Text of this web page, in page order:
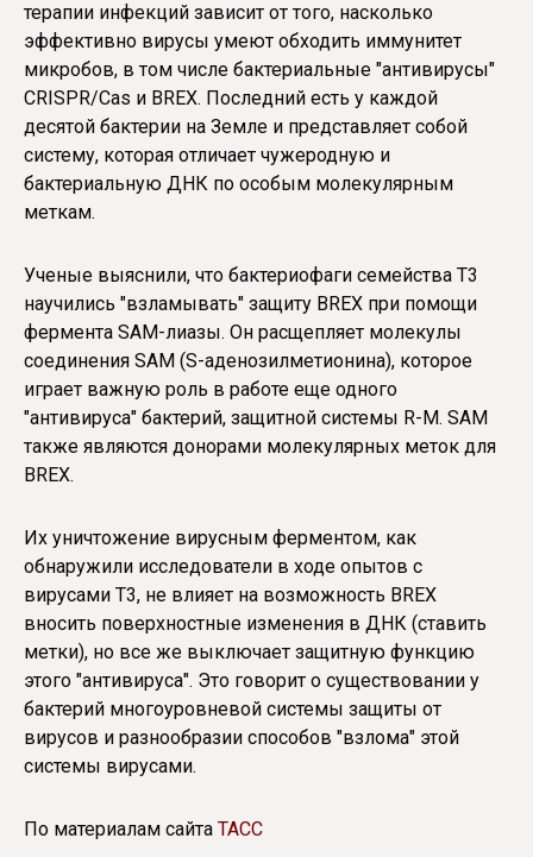
терапии инфекций зависит от того, насколько
эффективно вирусы умеют обходить иммунитет
микробов, в том числе бактериальные "антивирусы"
CRISPR/Cas и BREX. Последний есть у каждой
десятой бактерии на Земле и представляет собой
систему, которая отличает чужеродную и
бактериальную ДНК по особым молекулярным
меткам.
Ученые выяснили, что бактериофаги семейства Т3
научились "взламывать" защиту BREX при помощи
фермента SAM-лиазы. Он расщепляет молекулы
соединения SAM (S-аденозилметионина), которое
играет важную роль в работе еще одного
"антивируса" бактерий, защитной системы R-M. SAM
также являются донорами молекулярных меток для
BREX.
Их уничтожение вирусным ферментом, как
обнаружили исследователи в ходе опытов с
вирусами Т3, не влияет на возможность BREX
вносить поверхностные изменения в ДНК (ставить
метки), но все же выключает защитную функцию
этого "антивируса". Это говорит о существовании у
бактерий многоуровневой системы защиты от
вирусов и разнообразии способов "взлома" этой
системы вирусами.
По материалам сайта ТАСС